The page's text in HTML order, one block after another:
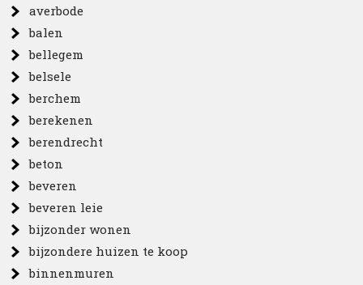
averbode
balen
bellegem
belsele
berchem
berekenen
berendrecht
beton
beveren
beveren leie
bijzonder wonen
bijzondere huizen te koop
binnenmuren